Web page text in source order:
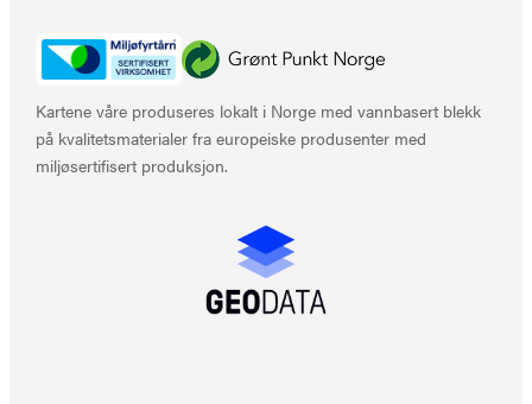
Kartene våre produseres lokalt i Norge med vannbasert blekk
på kvalitetsmaterialer fra europeiske produsenter med
miljøsertifisert produksjon.